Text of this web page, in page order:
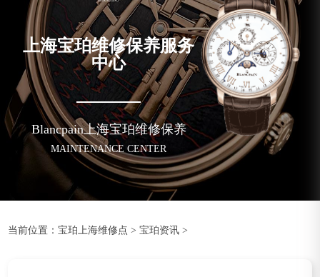
上海宝珀维修保养服务
中心
Blancpain上海宝珀维修保养
MAINTENANCE CENTER
当前位置：宝珀上海维修点 >宝珀资讯 >